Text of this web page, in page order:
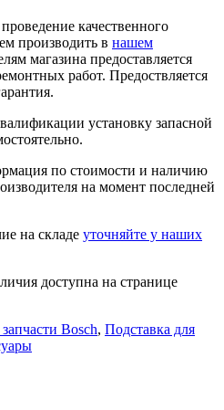
качественного
производить в нашем
магазина предоставляется
работ. Предоствляется
установку запасной
по стоимости и наличию
на момент последней
на складе уточняйте у наших
доступна на странице
Bosch, Подставка для